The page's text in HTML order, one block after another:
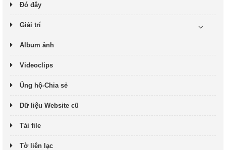
Đó đây
Giải trí
Album ảnh
Videoclips
Ủng hộ-Chia sẻ
Dữ liệu Website cũ
Tải file
Tờ liên lạc